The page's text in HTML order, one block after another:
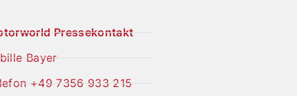
Pressekontakt
Bayer
+49 7356 933 215